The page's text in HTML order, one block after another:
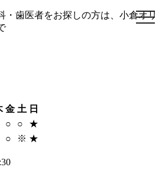
・歯医者をお探しの方は、小倉オリ
金 土 日
○ ○
★
○ ※ ★